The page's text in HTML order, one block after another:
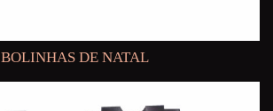
BOLINHAS DE NATAL